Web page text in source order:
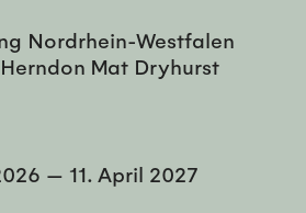
— 11. April 2027